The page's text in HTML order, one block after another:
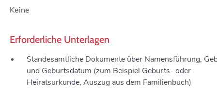
Keine
Erforderliche Unterlagen
Standesamtliche Dokumente über Namensführung,
und Geburtsdatum (zum Beispiel Geburts- oder
Heiratsurkunde, Auszug aus dem Familienbuch)